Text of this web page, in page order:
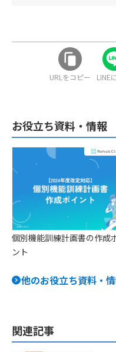
URLをコピー LINE
お役立ち資料・情報
個別機能訓練計画書の作成
ント
他のお役立ち資料・
関連記事